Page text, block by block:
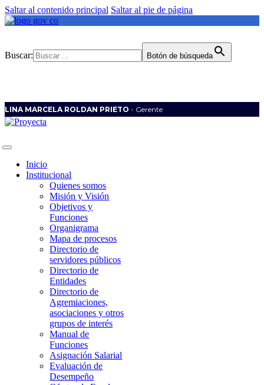
Saltar al contenido principal Saltar al pie de página
Buscar: Botón de búsqueda
LINA MARCELA ROLDAN PRIETO - Gerente
Inicio
Institucional
Quienes somos
Misión y Visión
Objetivos y
Funciones
Organigrama
Mapa de procesos
Directorio de
servidores públicos
Directorio de
Entidades
Directorio de
Agremiaciones,
asociaciones y otros
grupos de interés
Manual de
Funciones
Asignación Salarial
Evaluación de
Desempeño